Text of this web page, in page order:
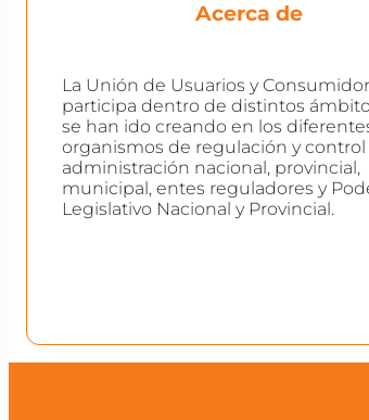
Acerca de
La Unión de Usuarios y
participa dentro de distintos
se han ido creando en los
organismos de regulación y control
administración nacional, provincial,
municipal, entes reguladores y
Legislativo Nacional y Provincial.